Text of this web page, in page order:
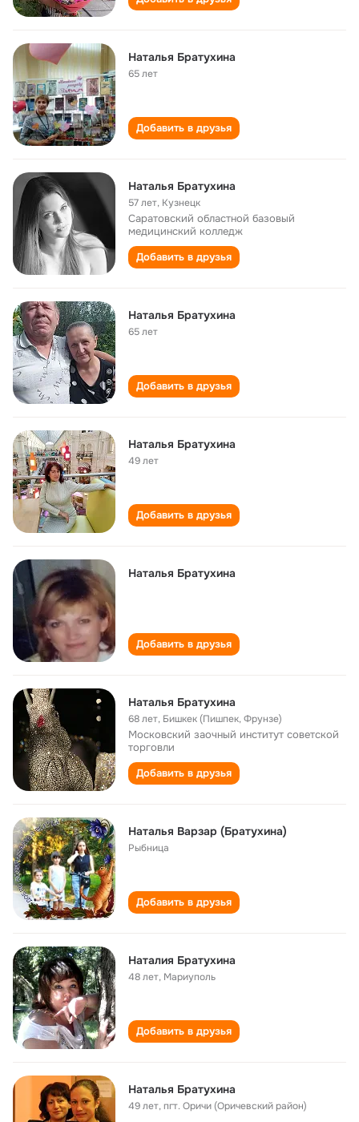
Наталья Братухина
65 лет
Добавить в друзья
Наталья Братухина
57 лет, Кузнецк
Саратовский областной базовый
медицинский колледж
Добавить в друзья
Наталья Братухина
65 лет
Добавить в друзья
Наталья Братухина
49 лет
Добавить в друзья
Наталья Братухина
Добавить в друзья
Наталья Братухина
68 лет, Бишкек (Пишпек, Фрунзе)
Московский заочный институт советской
торговли
Добавить в друзья
Наталья Варзар (Братухина)
Рыбница
Добавить в друзья
Наталия Братухина
48 лет, Мариуполь
Добавить в друзья
Наталья Братухина
49 лет,пгт. Оричи (Оричевский район)